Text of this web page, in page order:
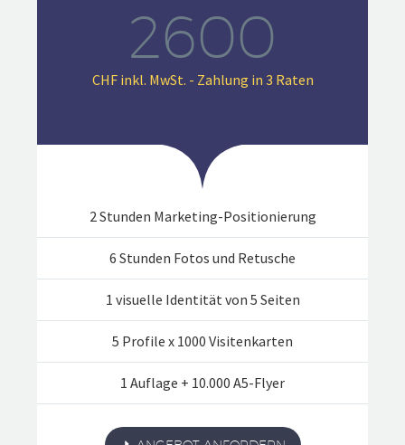
2600
CHF inkl. MwSt. - Zahlung in 3 Raten
2 Stunden Marketing-Positionierung
6 Stunden Fotos und Retusche
1 visuelle Identität von 5 Seiten
5 Profile x 1000 Visitenkarten
1 Auflage + 10.000 A5-Flyer